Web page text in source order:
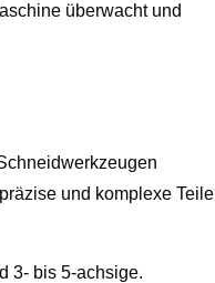
überwacht und
und komplexe Teile
3- bis 5-achsige.